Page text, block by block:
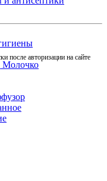
Молочко
после авторизации на сайте